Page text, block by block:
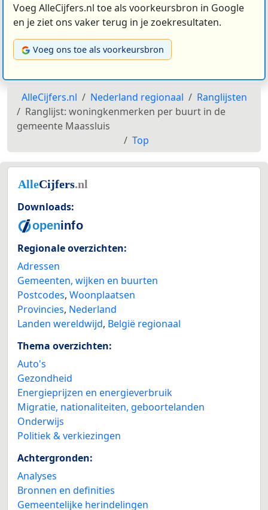
Voeg AlleCijfers.nl toe als voorkeursbron in Google
en je ziet ons vaker terug in je zoekresultaten.
Voeg ons toe als voorkeursbron
AlleCijfers.nl Nederland regionaal
Ranglijsten
Ranglijst: woningkenmerken per buurt in de
gemeente Maassluis
Top
Downloads:
Regionale overzichten:
Adressen
Gemeenten, wijken en buurten
Postcodes, Woonplaatsen
Provincies, Nederland
Landen wereldwijd, België regionaal
Thema overzichten:
Auto's
Gezondheid
Energieprijzen en energieverbruik
Migratie, nationaliteiten, geboortelanden
Onderwijs
Politiek & verkiezingen
Achtergronden:
Analyses
Bronnen en definities
Gemeentelijke herindelingen